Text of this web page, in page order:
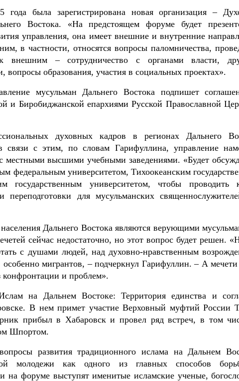
была зарегистрирована новая организация –
Востока. «На предстоящем форуме будет
управления, она имеет внешние и внутренние
в частности, относятся вопросы паломничества,
внешним – сотрудничество с органами власти,
образования, участия в социальных проектах».
мусульман Дальнего Востока подпишет
и Биробиджанской епархиями Русской Православной
духовных кадров в регионах Дальнего
связи с этим, по словам Гарифуллина, управление
с местными высшими учебными заведениями. «Будет
федеральным университетом, Тихоокеанским
государственным университетом, чтобы проводить
для мусульманских
Дальнего Востока являются верующими
сейчас недостаточно, но этот вопрос будет решен.
с душами людей, над духовно-нравственным
мигрантов, – подчеркнул Гарифуллин. – А мечети
конфронтации и проблем».
на Дальнем Востоке: Территория единства и
В нем примет участие Верховный муфтий России
прибыл в Хабаровск и провел ряд встреч, в том
Шпортом.
развития традиционного ислама на Дальнем
молодежи как одного из главных способов
на форуме выступят именитые исламские ученые,